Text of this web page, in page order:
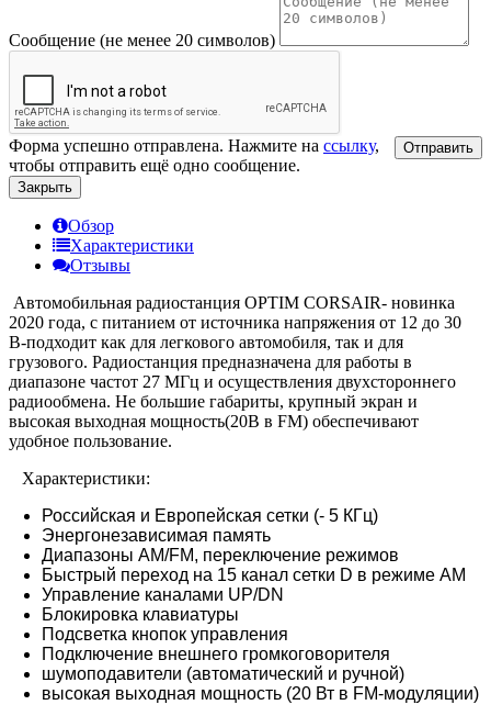
Сообщение (не менее 20 символов)
Отправить
Форма успешно отправлена. Нажмите на ссылку,
чтобы отправить ещё одно сообщение.
Закрыть
Обзор
Характеристики
Отзывы
Автомобильная радиостанция OPTIM CORSAIR- новинка
2020 года, с питанием от источника напряжения от 12 до 30
В-подходит как для легкового автомобиля, так и для
грузового. Радиостанция предназначена для работы в
диапазоне частот 27 МГц и осуществления двухстороннего
радиообмена. Не большие габариты, крупный экран и
высокая выходная мощность(20В в FM) обеспечивают
удобное пользование.
Характеристики:
Российская и Европейская сетки (- 5 КГц)
Энергонезависимая память
Диапазоны AM/FM, переключение режимов
Быстрый переход на 15 канал сетки D в режиме AM
Управление каналами UР/DN
Блокировка клавиатуры
Подсветка кнопок управления
Подключение внешнего громкоговорителя
шумоподавители (автоматический и ручной)
высокая выходная мощность (20 Вт в FM-модуляции)